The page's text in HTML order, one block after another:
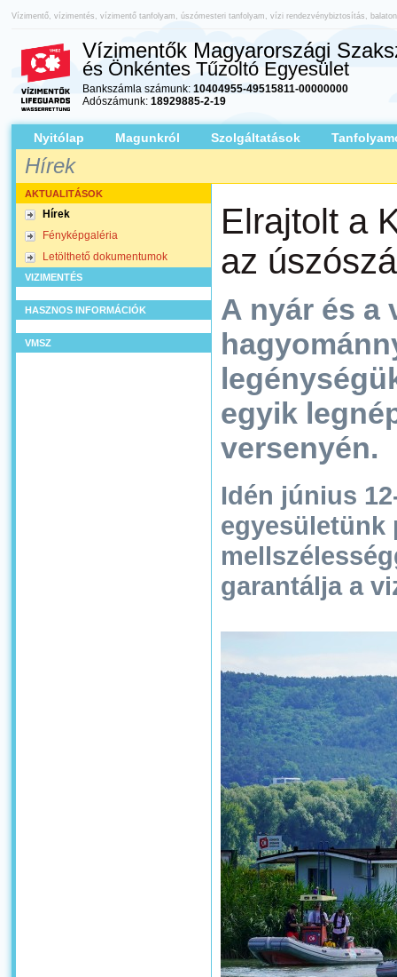
Vízimentő, vízimentés, vízimentő tanfolyam, úszómesteri tanfolyam, vízi rendezvénybiztosítás,
Vízimentők Magyarországi
és Önkéntes Tűzoltó Egyesület
Bankszámla számunk: 10404955-49515811-00000000
Adószámunk: 18929885-2-19
Nyitólap Magunkról Szolgáltatások
Hírek
AKTUALITÁSOK
Hírek
Fényképgaléria
Letölthető dokumentumok
VIZIMENTÉS
HASZNOS INFORMÁCIÓK
VMSZ
Elrajtolt a
az
A nyár és a
egyik
versenyén.
Idén június
egyesületünk
garantálja a